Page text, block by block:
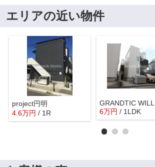
エリアの近い物件
project円明
4.6万円 / 1R
GRANDTIC WILL
6万円 / 1LDK